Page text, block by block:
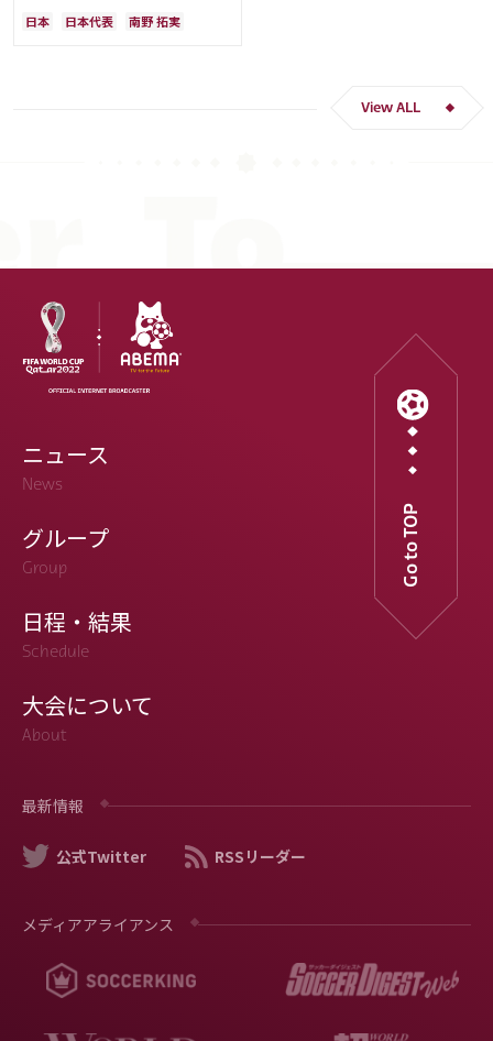
ー人生をかけた戦い」
日本 日本代表
南野 拓実
View ALL
ニュース
News
グループ
Group
日程・結果
Schedule
大会について
About
最新情報
公式Twitter RSSリーダー
メディアアライアンス
Go to TOP